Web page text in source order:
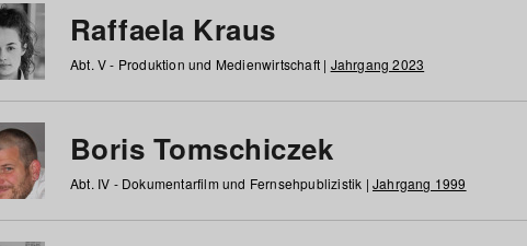
Raffaela Kraus
Abt. V - Produktion und Medienwirtschaft | Jahrgang 2023
Boris Tomschiczek
Abt. IV - Dokumentarfilm und Fernsehpublizistik | Jahrgang 1999